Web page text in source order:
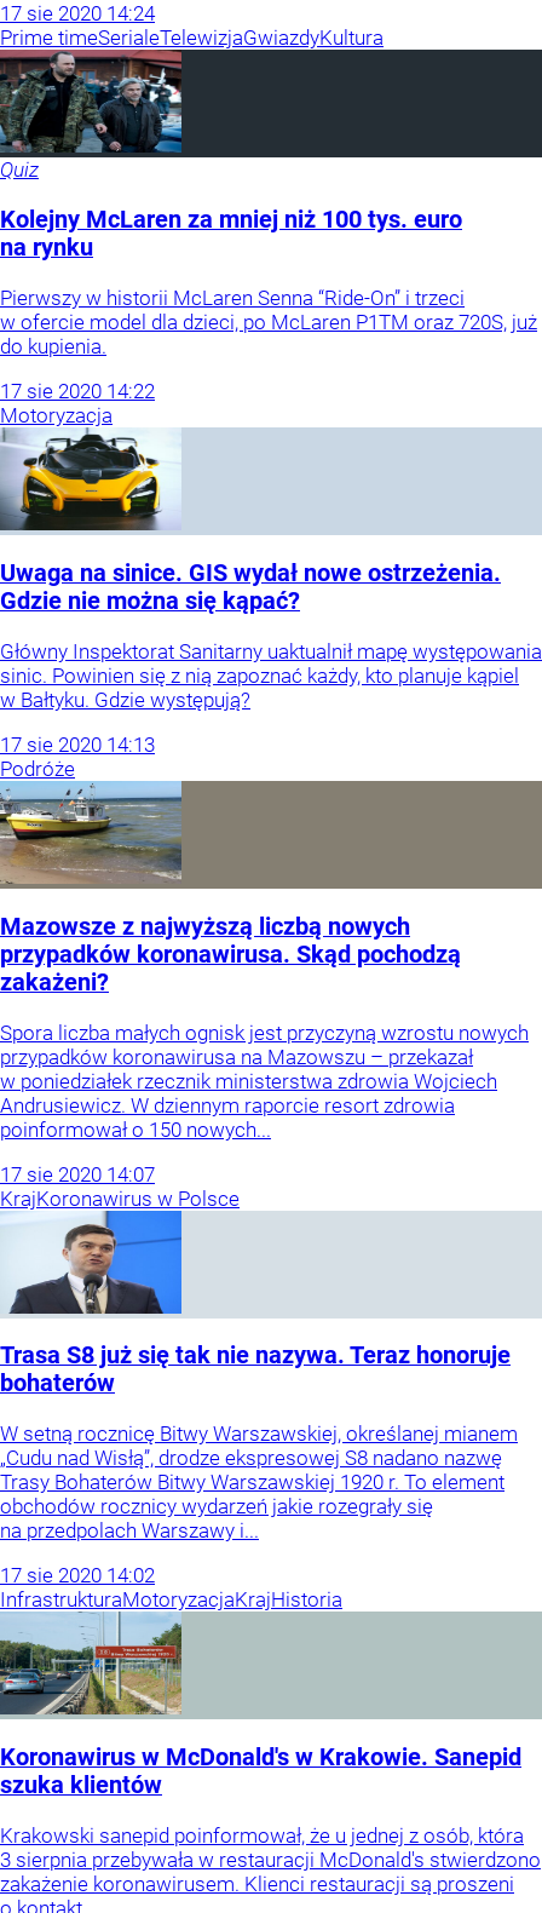
17 sie 2020 14:24
Prime timeSerialeTelewizjaGwiazdyKultura
Quiz
Kolejny McLaren za mniej niż 100 tys. euro
na rynku
Pierwszy w historii McLaren Senna “Ride-On” i trzeci
w ofercie model dla dzieci, po McLaren P1TM oraz 720S, już
do kupienia.
17 sie 2020 14:22
Motoryzacja
Uwaga na sinice. GIS wydał nowe ostrzeżenia.
Gdzie nie można się kąpać?
Główny Inspektorat Sanitarny uaktualnił mapę występowania
sinic. Powinien się z nią zapoznać każdy, kto planuje kąpiel
w Bałtyku. Gdzie występują?
17 sie 2020 14:13
Podróże
Mazowsze z najwyższą liczbą nowych
przypadków koronawirusa. Skąd pochodzą
zakażeni?
Spora liczba małych ognisk jest przyczyną wzrostu nowych
przypadków koronawirusa na Mazowszu – przekazał
w poniedziałek rzecznik ministerstwa zdrowia Wojciech
Andrusiewicz. W dziennym raporcie resort zdrowia
poinformował o 150 nowych...
17 sie 2020 14:07
KrajKoronawirus w Polsce
Trasa S8 już się tak nie nazywa. Teraz honoruje
bohaterów
W setną rocznicę Bitwy Warszawskiej, określanej mianem
„Cudu nad Wisłą”, drodze ekspresowej S8 nadano nazwę
Trasy Bohaterów Bitwy Warszawskiej 1920 r. To element
obchodów rocznicy wydarzeń jakie rozegrały się
na przedpolach Warszawy i...
17 sie 2020 14:02
InfrastrukturaMotoryzacjaKrajHistoria
Koronawirus w McDonald's w Krakowie. Sanepid
szuka klientów
Krakowski sanepid poinformował, że u jednej z osób, która
3 sierpnia przebywała w restauracji McDonald's stwierdzono
zakażenie koronawirusem. Klienci restauracji są proszeni
o kontakt.